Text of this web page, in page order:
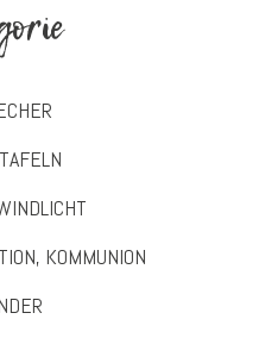
KOMMUNION